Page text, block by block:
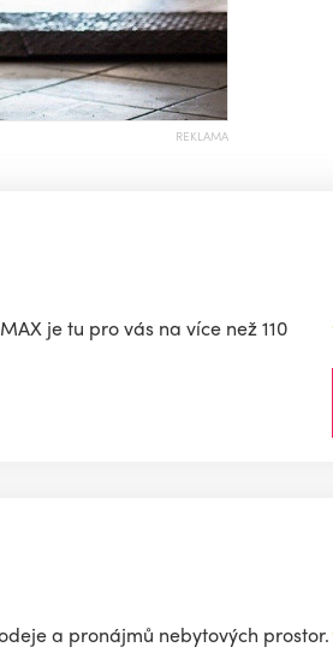
REKLAMA
je tu pro vás na více než 110
a pronájmů nebytových prostor.